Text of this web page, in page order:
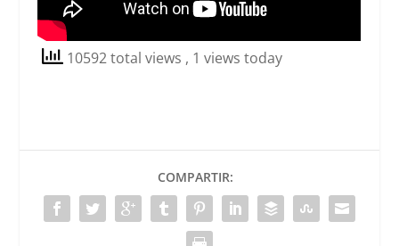
10592 total views , 1 views today
COMPARTIR: